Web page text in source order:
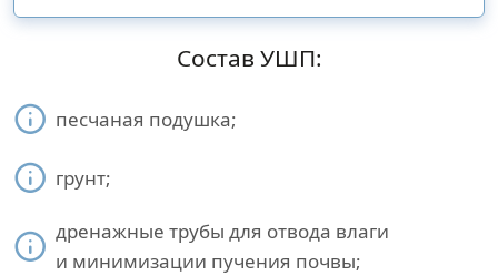
Состав УШП:
песчаная подушка;
грунт;
дренажные трубы для отвода влаги
и минимизации пучения почвы;